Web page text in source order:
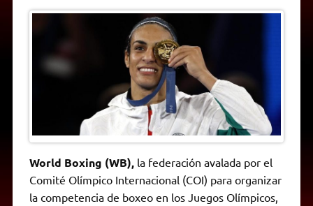
a
p
p
l
a
m
i
c
s
p
L
i
n
k
a
i
l
i
n
t
F
r
i
e
n
d
l
y
World Boxing (WB), la federación avalada por el
Comité Olímpico Internacional (COI) para organizar
la competencia de boxeo en los Juegos Olímpicos,